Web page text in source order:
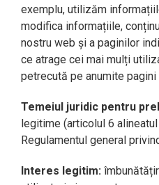
exemplu, utilizăm
modifica informațiile,
nostru web și a paginilor
ce atrage cei mai mulți
petrecută pe anumite
Temeiul juridic pentru
legitime (articolul 6
Regulamentul general
Interes legitim: